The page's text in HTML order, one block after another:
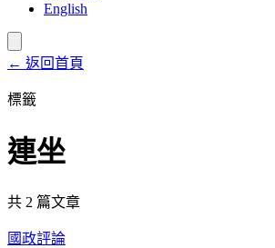
English
← 返回首頁
標籤
連坐
共 2 篇文章
國政評論